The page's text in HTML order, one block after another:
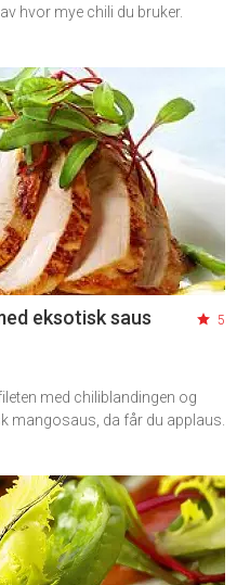
hvor mye chili du bruker.
eksotisk saus 5
med chiliblandingen og
mangosaus, da får du applaus.